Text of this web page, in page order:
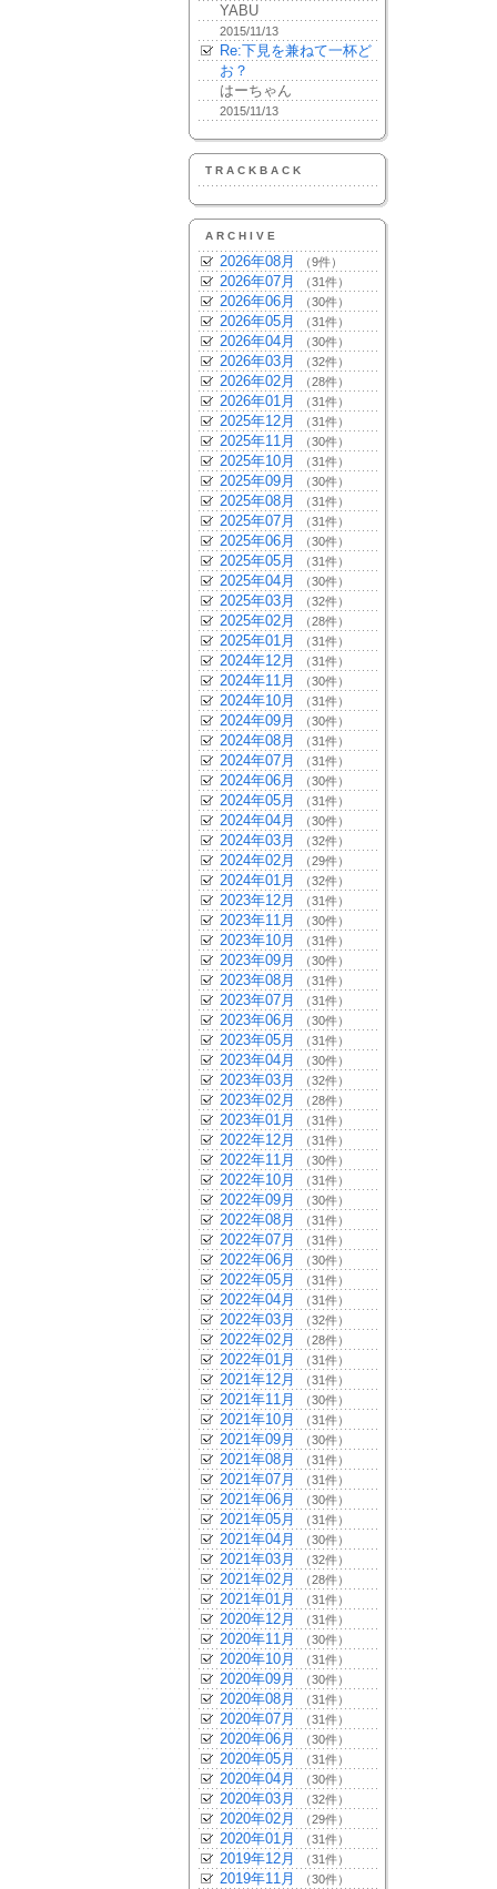
YABU
2015/11/13
Re:下見を兼ねて一杯ど
お？
はーちゃん
2015/11/13
TRACKBACK
ARCHIVE
2026年08月 （9件）
2026年07月 （31件）
2026年06月 （30件）
2026年05月 （31件）
2026年04月 （30件）
2026年03月 （32件）
2026年02月 （28件）
2026年01月 （31件）
2025年12月 （31件）
2025年11月 （30件）
2025年10月 （31件）
2025年09月 （30件）
2025年08月 （31件）
2025年07月 （31件）
2025年06月 （30件）
2025年05月 （31件）
2025年04月 （30件）
2025年03月 （32件）
2025年02月 （28件）
2025年01月 （31件）
2024年12月 （31件）
2024年11月 （30件）
2024年10月 （31件）
2024年09月 （30件）
2024年08月 （31件）
2024年07月 （31件）
2024年06月 （30件）
2024年05月 （31件）
2024年04月 （30件）
2024年03月 （32件）
2024年02月 （29件）
2024年01月 （32件）
2023年12月 （31件）
2023年11月 （30件）
2023年10月 （31件）
2023年09月 （30件）
2023年08月 （31件）
2023年07月 （31件）
2023年06月 （30件）
2023年05月 （31件）
2023年04月 （30件）
2023年03月 （32件）
2023年02月 （28件）
2023年01月 （31件）
2022年12月 （31件）
2022年11月 （30件）
2022年10月 （31件）
2022年09月 （30件）
2022年08月 （31件）
2022年07月 （31件）
2022年06月 （30件）
2022年05月 （31件）
2022年04月 （31件）
2022年03月 （32件）
2022年02月 （28件）
2022年01月 （31件）
2021年12月 （31件）
2021年11月 （30件）
2021年10月 （31件）
2021年09月 （30件）
2021年08月 （31件）
2021年07月 （31件）
2021年06月 （30件）
2021年05月 （31件）
2021年04月 （30件）
2021年03月 （32件）
2021年02月 （28件）
2021年01月 （31件）
2020年12月 （31件）
2020年11月 （30件）
2020年10月 （31件）
2020年09月 （30件）
2020年08月 （31件）
2020年07月 （31件）
2020年06月 （30件）
2020年05月 （31件）
2020年04月 （30件）
2020年03月 （32件）
2020年02月 （29件）
2020年01月 （31件）
2019年12月 （31件）
2019年11月 （30件）